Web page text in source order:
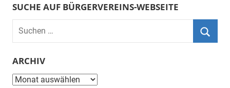
SUCHE AUF BÜRGERVEREINS-WEBSEITE
Suchen
ARCHIV
Archiv